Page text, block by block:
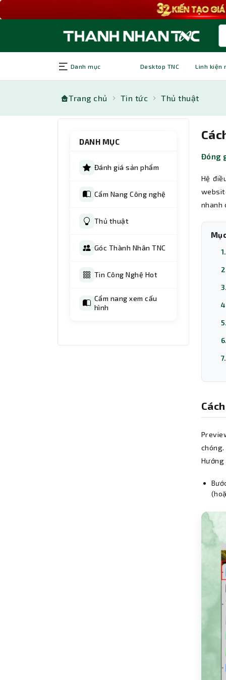
Danh mục Desktop TNC Linh kiện
Trang chủ Tin tức Thủ thuật
DANH MỤC
Đánh giá sản phẩm
Cẩm Nang Công nghệ
Thủ thuật
Góc Thành Nhân TNC
Tin Công Nghệ Hot
Cẩm nang xem cấu
hình
Đóng
Hệ
nhanh
chóng.